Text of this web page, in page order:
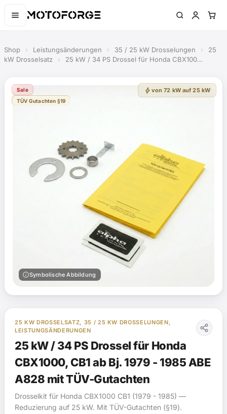
Shop › Leistungsänderungen › 35 / 25 kW Drosselungen ›
25
kW Drosselsatz
› 25 kW / 34 PS Drossel für Honda CBX100…
Sale
TÜV Gutachten §19
bolt von 72 kW auf 25 kW
infoSymbolische Abbildung
25 KW DROSSELSATZ, 35 / 25 KW DROSSELUNGEN,
LEISTUNGSÄNDERUNGEN
25 kW / 34 PS Drossel für Honda
CBX1000, CB1 ab Bj. 1979 - 1985 ABE
A828 mit TÜV-Gutachten
Drosselkit für Honda CBX1000 CB1 (1979 - 1985) —
Reduzierung auf 25 kW. Mit TÜV-Gutachten (§19).